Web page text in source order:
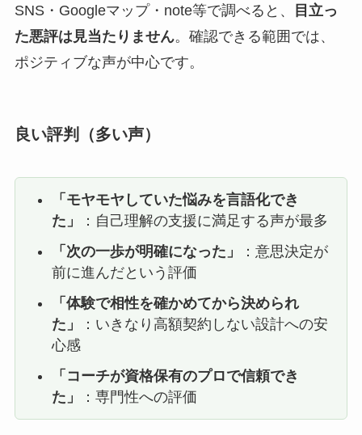
SNS・Googleマップ・note等で調べると、
目立っ
た悪評は見当たりません。確認できる範囲では、
ポジティブな声が中心です。
良い評判（多い声）
「モヤモヤしていた悩みを言語化でき
た」
：自己理解の支援に満足する声が最多
「次の一歩が明確になった」
：意思決定が
前に進んだという評価
「体験で相性を確かめてから決められ
た」
：いきなり高額契約しない設計への安
心感
「コーチが資格保有のプロで信頼でき
た」
：専門性への評価